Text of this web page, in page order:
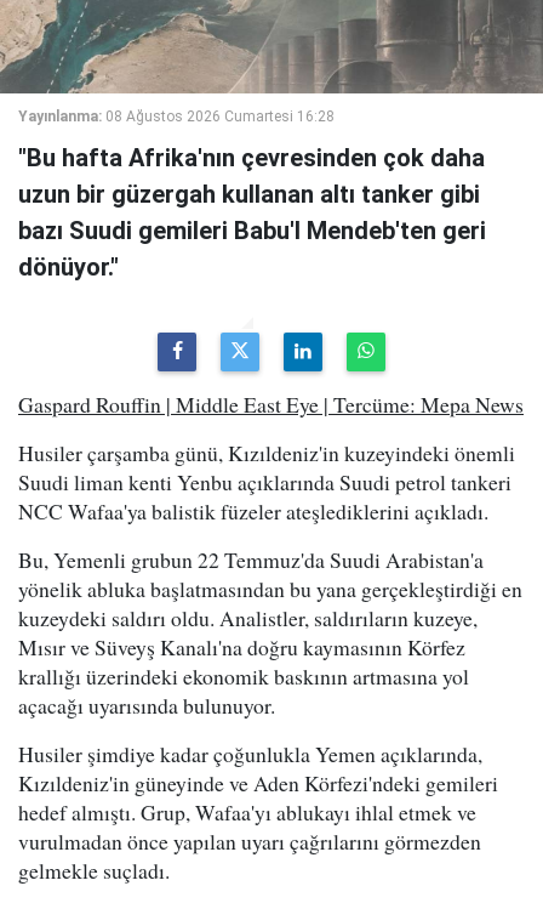
Yayınlanma: 08 Ağustos 2026 Cumartesi 16:28
"Bu hafta Afrika'nın çevresinden çok daha
uzun bir güzergah kullanan altı tanker gibi
bazı Suudi gemileri Babu'l Mendeb'ten geri
dönüyor."
Gaspard Rouffin | Middle East Eye | Tercüme: Mepa News
Husiler çarşamba günü, Kızıldeniz'in kuzeyindeki önemli
Suudi liman kenti Yenbu açıklarında Suudi petrol tankeri
NCC Wafaa'ya balistik füzeler ateşlediklerini açıkladı.
Bu, Yemenli grubun 22 Temmuz'da Suudi Arabistan'a
yönelik abluka başlatmasından bu yana gerçekleştirdiği en
kuzeydeki saldırı oldu. Analistler, saldırıların kuzeye,
Mısır ve Süveyş Kanalı'na doğru kaymasının Körfez
krallığı üzerindeki ekonomik baskının artmasına yol
açacağı uyarısında bulunuyor.
Husiler şimdiye kadar çoğunlukla Yemen açıklarında,
Kızıldeniz'in güneyinde ve Aden Körfezi'ndeki gemileri
hedef almıştı. Grup, Wafaa'yı ablukayı ihlal etmek ve
vurulmadan önce yapılan uyarı çağrılarını görmezden
gelmekle suçladı.